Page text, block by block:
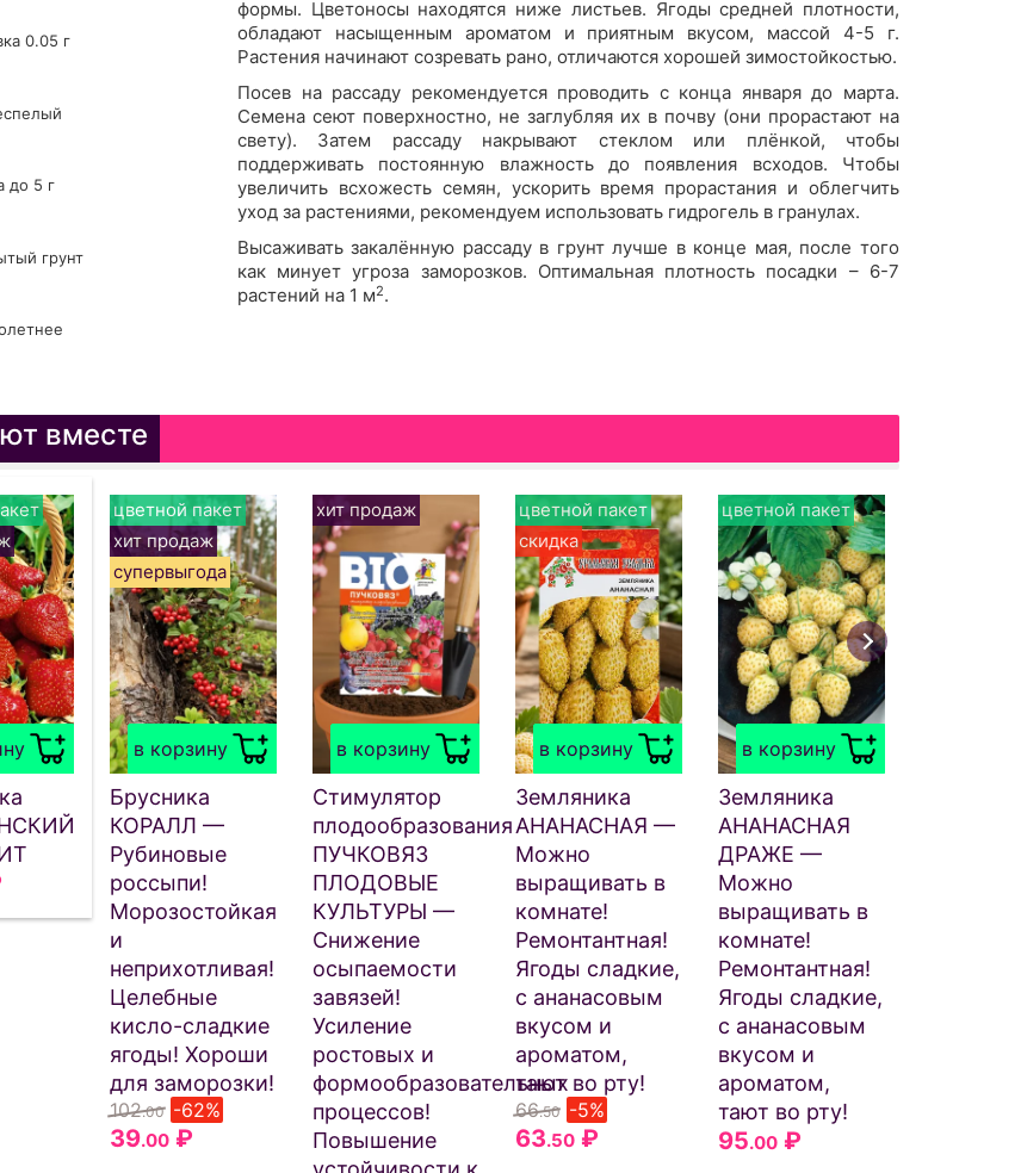
0.05 г
до 5 г
грунт
формы. Цветоносы находятся ниже листьев. Ягоды средней плотности,
обладают насыщенным ароматом и приятным вкусом, массой 4-5 г.
Растения начинают созревать рано, отличаются хорошей зимостойкостью.
Посев на рассаду рекомендуется проводить с конца января до марта.
Семена сеют поверхностно, не заглубляя их в почву (они прорастают на
свету). Затем рассаду накрывают стеклом или плёнкой, чтобы
поддерживать постоянную влажность до появления всходов. Чтобы
увеличить всхожесть семян, ускорить время прорастания и облегчить
уход за растениями, рекомендуем использовать гидрогель в гранулах.
Высаживать закалённую рассаду в грунт лучше в конце мая, после того
как минует угроза заморозков. Оптимальная плотность посадки – 6-7
растений на 1 м2.
вместе
в корзину
цветной пакет
хит продаж
супервыгода
Брусника
КОРАЛЛ —
Рубиновые
россыпи!
Морозостойкая
и
неприхотливая!
Целебные
кисло-сладкие
ягоды! Хороши
для заморозки!
102.00 -62%
39.00₽
в корзину
хит продаж
Стимулятор
плодообразования
ПУЧКОВЯЗ
ПЛОДОВЫЕ
КУЛЬТУРЫ —
Снижение
осыпаемости
завязей!
Усиление
ростовых и
формообразовательных
процессов!
Повышение
в корзину
цветной пакет
скидка
Земляника
АНАНАСНАЯ —
Можно
выращивать в
комнате!
Ремонтантная!
Ягоды сладкие,
с ананасовым
вкусом и
ароматом,
тают во рту!
66.50 -5%
63.50₽
в корзину
цветной пакет
Земляника
АНАНАСНАЯ
ДРАЖЕ —
Можно
выращивать в
комнате!
Ремонтантная!
Ягоды сладкие,
с ананасовым
вкусом и
ароматом,
тают во рту!
95.00₽